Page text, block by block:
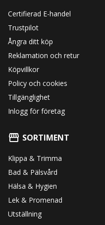
Certifierad E-handel
Trustpilot
Ångra ditt köp
Reklamation och retur
Köpvillkor
Policy och cookies
Tillgänglighet
Inlogg för företag
SORTIMENT
Klippa & Trimma
Bad & Pälsvård
Hälsa & Hygien
Lek & Promenad
Utställning